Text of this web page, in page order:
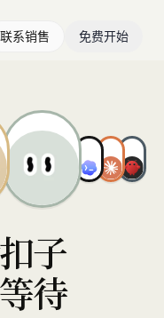
联系销售 免费开始
子
待